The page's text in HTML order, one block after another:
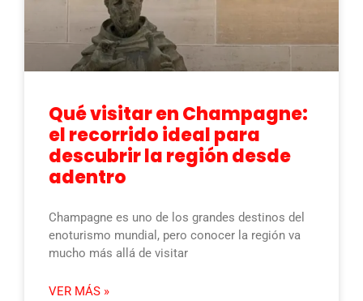
Qué visitar en Champagne:
el recorrido ideal para
descubrir la región desde
adentro
Champagne es uno de los grandes destinos del
enoturismo mundial, pero conocer la región va
mucho más allá de visitar
VER MÁS »